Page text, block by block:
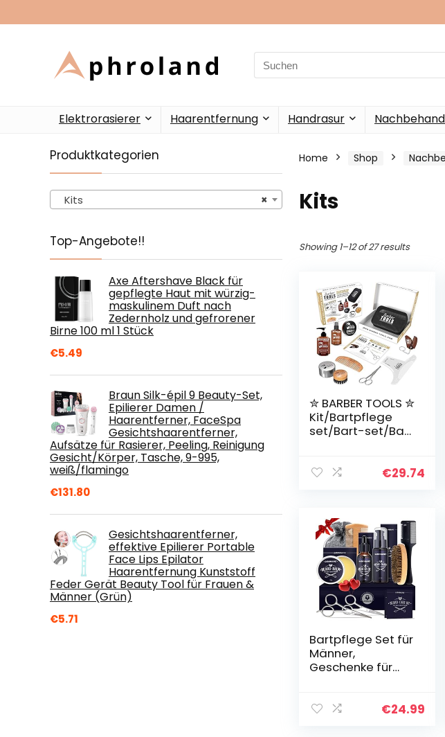
Search
for:
Elektrorasierer Haarentfernung Handrasur
Produktkategorien
×
Kits
Top-Angebote!!
Axe Aftershave Black für
gepflegte Haut mit würzig-
maskulinem Duft nach
Zedernholz und gefrorener
Birne 100 ml 1 Stück
€5.49
Braun Silk-épil 9 Beauty-Set,
Epilierer Damen /
Haarentferner, FaceSpa
Gesichtshaarentferner,
Aufsätze für Rasierer, Peeling, Reinigung
Gesicht/Körper, Tasche, 9-995,
weiß/flamingo
€131.80
Gesichtshaarentferner,
effektive Epilierer Portable
Face Lips Epilator
Haarentfernung Kunststoff
Feder Gerät Beauty Tool für Frauen &
Männer (Grün)
€5.71
Home Shop
Kits
Showing 1–12 of 27 results
✮ BARBER TOOLS ✮
Kit/Bartpflege
set/Bart-set/Bart
French
€29.74
Bartpflege Set für
Männer,
Geschenke für
Lionmane
€24.99